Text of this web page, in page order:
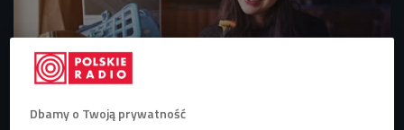
Dbamy o Twoją prywatność